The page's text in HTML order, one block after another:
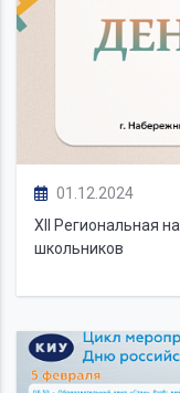
01.12.2024
XII Региональная
школьников